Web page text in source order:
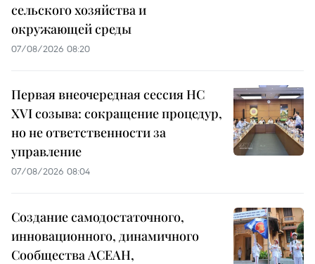
сельского хозяйства и
окружающей среды
07/08/2026 08:20
Первая внеочередная сессия НС
XVI созыва: сокращение процедур,
но не ответственности за
управление
07/08/2026 08:04
Создание самодостаточного,
инновационного, динамичного
Сообщества АСЕАН,